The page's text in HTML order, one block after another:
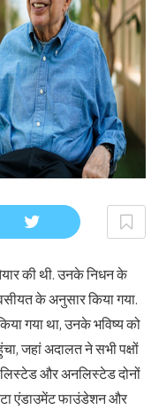
की थी. उनके निधन के
के अनुसार किया गया.
गया था, उनके भविष्य को
जहां अदालत ने सभी पक्षों
लिस्टेड और अनलिस्टेड दोनों
एंडाउमेंट फाउंडेशन और